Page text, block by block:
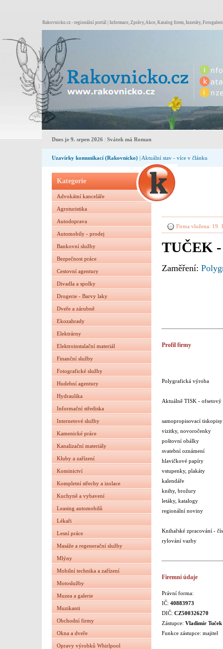
Rakovnicko.cz - regionální portál | Informace, Zprávy, Akce, Katalog firem, Inzeráty,
Dnes je 9. srpen 2026 Svátek má Roman
Uzavírky komunikací (Rakovnicko) | Aktuální stav - více v článku
Kategorie
Advokátní kanceláře
Agroturistika
Autodoprava
Automobily - prodej
Bankovní služby
Bezpečnost práce
Cestovní agentury
Divadla a spolky
Drogerie - Barvy laky
Dveře a zárubně
Ekozahrady
Elektrárny
Elektroinstalační materiál
Finanční služby
Fotografické služby
Hudební agentury
Hydraulika
Informační střediska
Internetové služby
Kamenické práce
Kanalizační materiály
Kluby a zařízení
Kominictví
Kompletní střechy a izolace
Kuchyně a vybavení
Leasing automobilů
Lékaři
Lesní práce
Masáže a regenerační služby
Mlýny
Mobilní technika a zařízení
Motoslužby
Muzea a galerie
Muzikanti
Obchodní firmy
Okna a dveře
Opravy výrobků Whirlpool
Firma vložena: 19.
TUČEK
Zaměření:
Profil firmy
Polygrafická výroba
Aktuálně TISK -
samopropisovací
vizitky, novoročenky
poštovní obálky
svatební oznámení
hlavičkové papíry
vstupenky, plakáty
kalendáře
knihy, brožury
letáky, katalogy
regionální noviny
Knihařské zpracování -
rylování vazby
Firemní údaje
Právní forma:
IČ: 40883973
DIČ: CZ500326270
Zástupce: Vladimír Tuček
Funkce zástupce: majitel